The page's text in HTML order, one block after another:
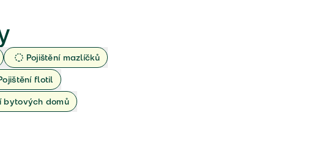
Pojištění mazlíčků
flotil
bytových domů